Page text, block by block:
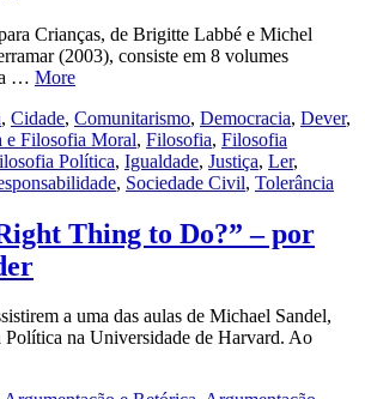
Crianças, de Brigitte Labbé e Michel
(2003), consiste em 8 volumes
a … More
, Cidade, Comunitarismo, Democracia, Dever,
e Filosofia Moral, Filosofia, Filosofia
Política, Igualdade, Justiça, Ler,
, Sociedade Civil, Tolerância
Thing to Do?” – por
a uma das aulas de Michael Sandel,
Política na Universidade de Harvard. Ao